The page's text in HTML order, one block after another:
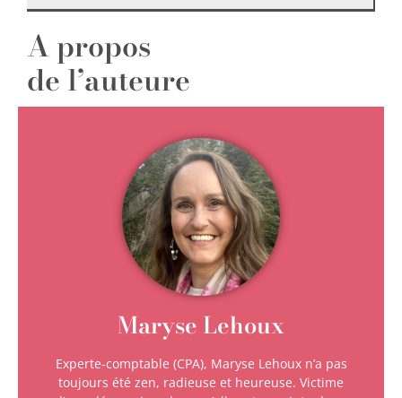
A propos
de l’auteure
Maryse Lehoux
Experte-comptable (CPA), Maryse Lehoux n’a pas
toujours été zen, radieuse et heureuse. Victime